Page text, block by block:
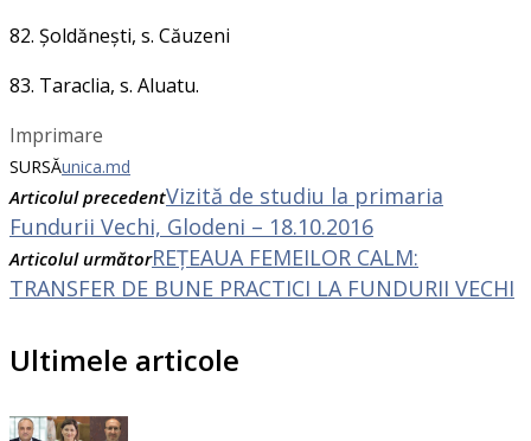
82. Şoldăneşti, s. Căuzeni
83. Taraclia, s. Aluatu.
Imprimare
SURSĂunica.md
Articolul precedentVizită de studiu la primaria
Fundurii Vechi, Glodeni – 18.10.2016
Articolul următorREȚEAUA FEMEILOR CALM:
TRANSFER DE BUNE PRACTICI LA FUNDURII VECHI
Ultimele articole